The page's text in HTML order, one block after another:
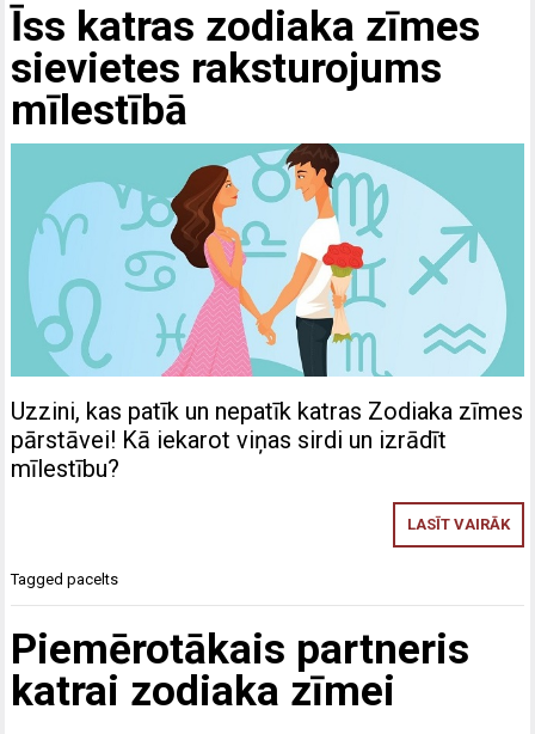
Īss katras zodiaka zīmes
sievietes raksturojums
mīlestībā
Uzzini, kas patīk un nepatīk katras Zodiaka zīmes
pārstāvei! Kā iekarot viņas sirdi un izrādīt
mīlestību?
LASĪT VAIRĀK
Taggedpacelts
Piemērotākais partneris
katrai zodiaka zīmei